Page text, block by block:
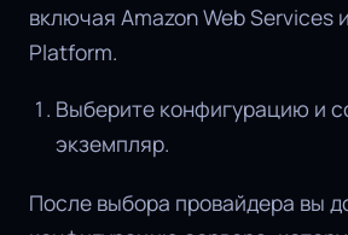
включая Amazon Web Services
Platform.
Выберите конфигурацию и
экземпляр.
После выбора провайдера вы